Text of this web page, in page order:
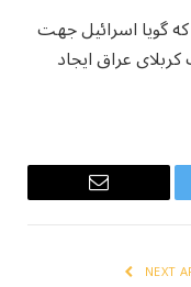
گویا اسرائیل جهت
عراق ایجاد
Email
NEXT